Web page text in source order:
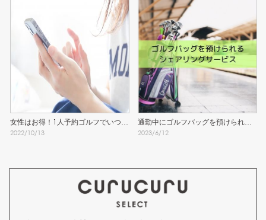
女性はお得！1人予約ゴルフでいつで
もラウンド！
2022/10/13
通勤中にゴルフバッグを預けられる
シェアリングサービスを発見！
2023/6/12